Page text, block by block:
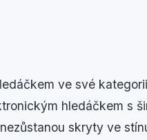
ve své
hledáčkem s
skryty ve